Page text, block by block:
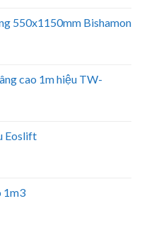
550x1150mm Bishamon
cao 1m hiệu TW-
Eoslift
1m3